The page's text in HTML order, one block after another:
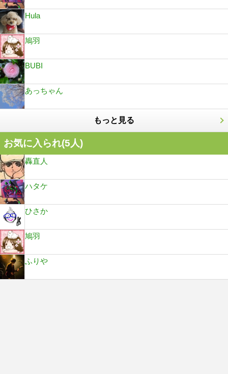
Hula
鳩羽
BUBI
あっちゃん
もっと見る
お気に入られ(5人)
轟直人
ハタケ
ひさか
鳩羽
ふりや